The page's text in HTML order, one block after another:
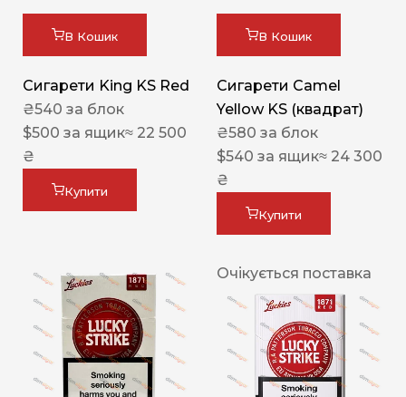
В Кошик
Сигарети King KS Red
₴540 за блок
$500 за ящик≈ 22 500
₴
Купити
В Кошик
Сигарети Camel
Yellow KS (квадрат)
₴580 за блок
$540 за ящик≈ 24 300
₴
Купити
Очікується поставка